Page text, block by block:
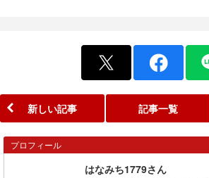
新しい記事 記事一覧
プロフィール
はなみち1779さん